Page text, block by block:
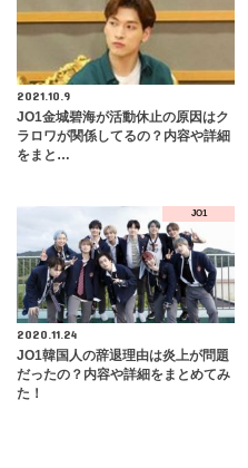
2021.10.9
JO1金城碧海が活動休止の原因はク
ラロワが関係してるの？内容や詳細
をまと…
JO1
2020.11.24
JO1韓国人の辞退理由は炎上が問題
だったの？内容や詳細をまとめてみ
た！